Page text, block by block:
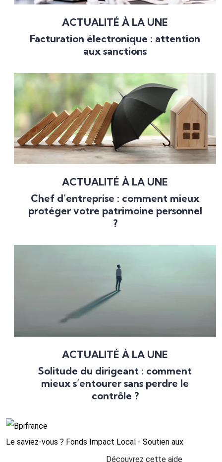
ACTUALITÉ À LA UNE
Facturation électronique : attention
aux sanctions
ACTUALITÉ À LA UNE
Chef d’entreprise : comment mieux
protéger votre patrimoine personnel
?
ACTUALITÉ À LA UNE
Solitude du dirigeant : comment
mieux s’entourer sans perdre le
contrôle ?
Le saviez-vous ? Fonds Impact Local - Soutien aux
Découvrez cette aide